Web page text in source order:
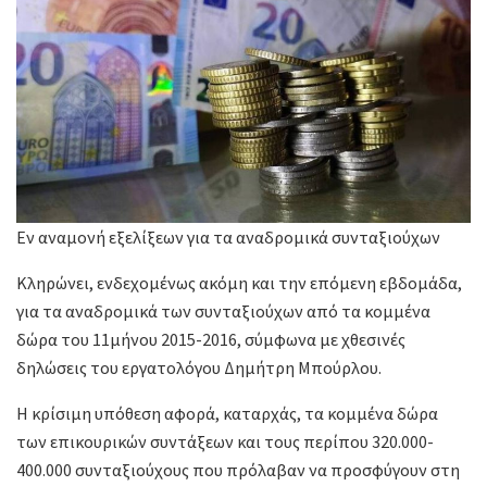
Εν αναμονή εξελίξεων για τα αναδρομικά συνταξιούχων
Κληρώνει, ενδεχομένως ακόμη και την επόμενη εβδομάδα,
για τα αναδρομικά των συνταξιούχων από τα κομμένα
δώρα του 11μήνου 2015-2016, σύμφωνα με χθεσινές
δηλώσεις του εργατολόγου Δημήτρη Μπούρλου.
Η κρίσιμη υπόθεση αφορά, καταρχάς, τα κομμένα δώρα
των επικουρικών συντάξεων και τους περίπου 320.000-
400.000 συνταξιούχους που πρόλαβαν να προσφύγουν στη